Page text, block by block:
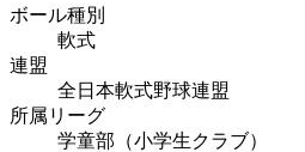
ボール種別
軟式
連盟
全日本軟式野球連盟
所属リーグ
学童部（小学生クラブ）